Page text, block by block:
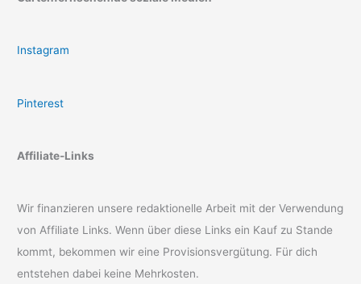
Instagram
Pinterest
Affiliate-Links
Wir finanzieren unsere redaktionelle Arbeit mit der Verwendung
von Affiliate Links. Wenn über diese Links ein Kauf zu Stande
kommt, bekommen wir eine Provisionsvergütung. Für dich
entstehen dabei keine Mehrkosten.